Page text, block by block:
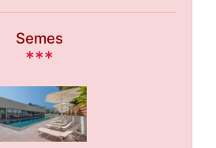
Semes
***